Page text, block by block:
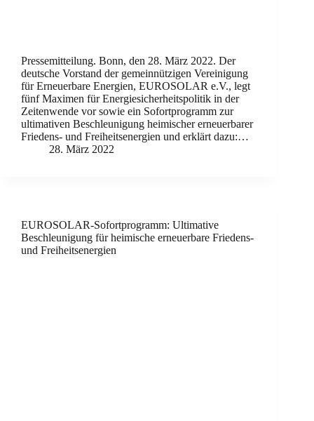
Pressemitteilung. Bonn, den 28. März 2022. Der
deutsche Vorstand der gemeinnützigen Vereinigung
für Erneuerbare Energien, EUROSOLAR e.V., legt
fünf Maximen für Energiesicherheitspolitik in der
Zeitenwende vor sowie ein Sofortprogramm zur
ultimativen Beschleunigung heimischer erneuerbarer
Friedens- und Freiheitsenergien und erklärt dazu:…
28. März 2022
EUROSOLAR-Sofortprogramm: Ultimative
Beschleunigung für heimische erneuerbare Friedens-
und Freiheitsenergien